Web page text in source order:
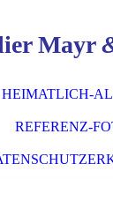
Mayr
HEIMATLICH-
REFERENZ-